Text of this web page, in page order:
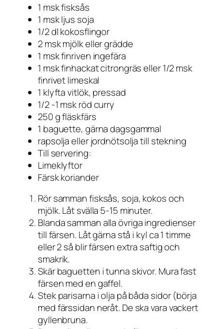
1 msk fisksås
1 msk ljus soja
1/2 dl kokosflingor
2 msk mjölk eller grädde
1 msk finriven ingefära
1 msk finhackat citrongräs eller 1/2 msk
finrivet limeskal
1 klyfta vitlök, pressad
1/2 -1 msk röd curry
250 g fläskfärs
1 baguette, gärna dagsgammal
rapsolja eller jordnötsolja till stekning
Till servering:
Limeklyftor
Färsk koriander
Rör samman fisksås, soja, kokos och
mjölk. Låt svälla 5-15 minuter.
Blanda samman alla övriga ingredienser
till färsen. Låt gärna stå i kyl ca 1 timme
eller 2 så blir färsen extra saftig och
smakrik.
Skär baguetten i tunna skivor. Mura fast
färsen med en gaffel.
Stek parisarna i olja på båda sidor (börja
med färssidan neråt. De ska vara vackert
gyllenbruna.